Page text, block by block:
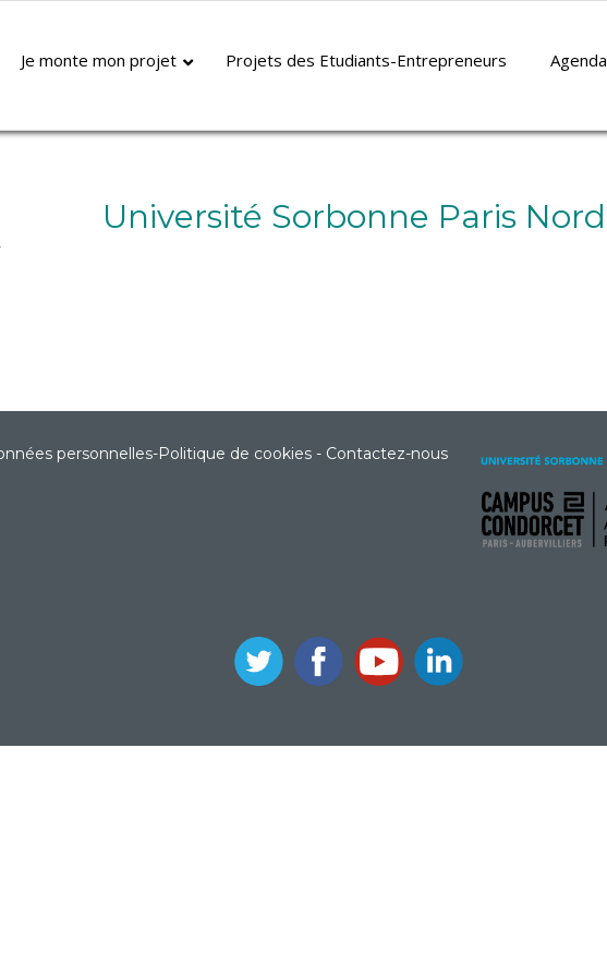
Je monte mon projet Projets des Etudiants-Entrepreneurs Agenda
Université Sorbonne Paris Nord
personnelles-Politique de cookies - Contactez-nous